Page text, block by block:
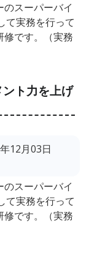
のスーパーバイ
て実務を行って
修です。（実務
ト力を上げ
12月03日
のスーパーバイ
て実務を行って
修です。（実務